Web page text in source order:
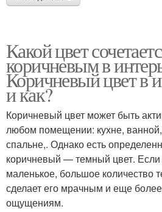
Какой цвет
коричневым в
Коричневый цвет в
и как?
Коричневый цвет может быть
любом помещении: кухне,
спальне,. Однако есть
коричневый — темный цвет.
маленькое, большое количество
сделает его мрачным и еще
ощущениям.